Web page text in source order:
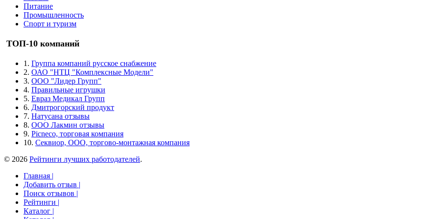
Питание
Промышленность
Спорт и туризм
ТОП-10 компаний
1. Группа компаний русское снабжение
2. ОАО "НТЦ "Комплексные Модели"
3. ООО "Лидер Групп"
4. Правильные игрушки
5. Евраз Медикал Групп
6. Дмитрогорский продукт
7. Натусана отзывы
8. ООО Лакмин отзывы
9. Picneco, торговая компания
10. Секвиор, ООО, торгово-монтажная компания
© 2026 Рейтинги лучших работодателей.
Главная |
Добавить отзыв |
Поиск отзывов |
Рейтинги |
Каталог |